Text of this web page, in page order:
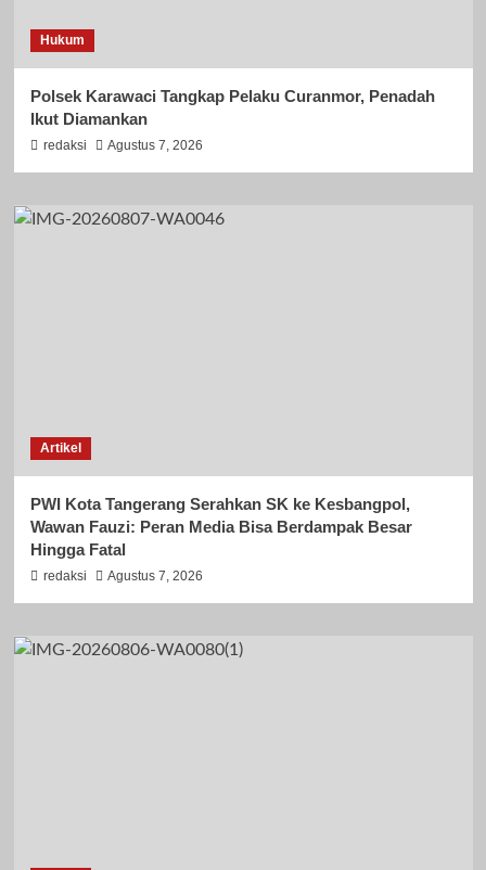
Hukum
Polsek Karawaci Tangkap Pelaku Curanmor, Penadah
Ikut Diamankan
redaksi Agustus 7, 2026
Artikel
PWI Kota Tangerang Serahkan SK ke Kesbangpol,
Wawan Fauzi: Peran Media Bisa Berdampak Besar
Hingga Fatal
redaksi Agustus 7, 2026